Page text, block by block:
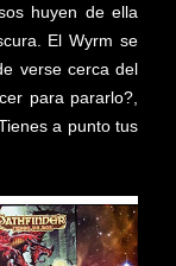
huyen de ella
El Wyrm se
verse cerca del
para pararlo?,
a punto tus